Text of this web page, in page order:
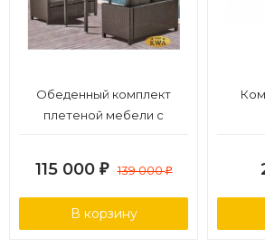
Обеденный комплект
плетеной мебели с
115 000 ₽ 139 000₽
В корзину